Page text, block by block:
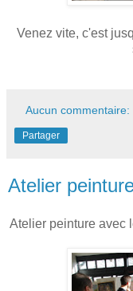
Venez vite, c'est
Aucun commentaire:
Partager
Atelier
Atelier peinture avec